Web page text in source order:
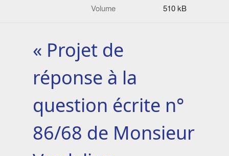
Volume
510 kB
« Projet de
réponse à la
question écrite n°
86/68 de Monsieur